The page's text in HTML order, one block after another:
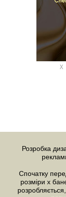
Х
Розробка
Спочатку
розміри х